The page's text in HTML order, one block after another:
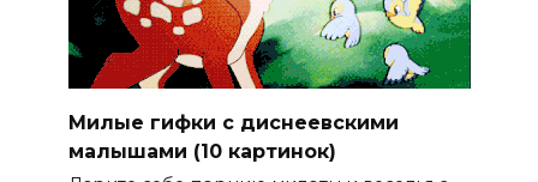
Милые гифки с диснеевскими
малышами (10 картинок)